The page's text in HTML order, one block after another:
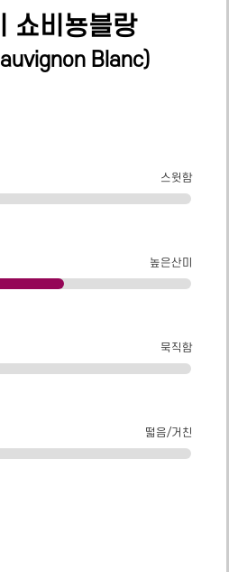
쇼비뇽블랑
Blanc)
스윗함
높은산미
묵직함
떫음/거친